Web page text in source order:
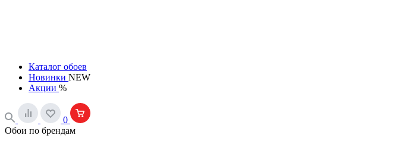
Каталог обоев
Новинки NEW
Акции %
0
Обои по брендам